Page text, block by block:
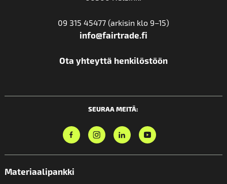
09 315 45477 (arkisin klo 9–15)
info@fairtrade.fi
Ota yhteyttä henkilöstöön
SEURAA MEITÄ:
Materiaalipankki